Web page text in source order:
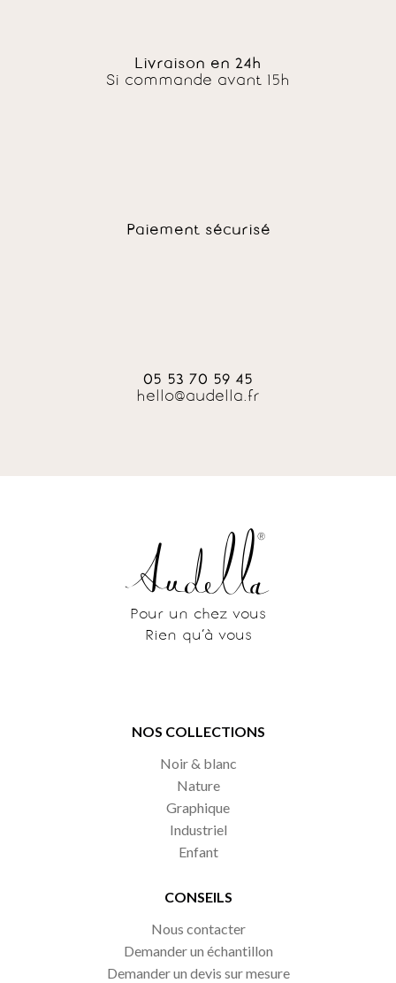
Livraison en 24h
Si commande avant 15h
Paiement sécurisé
05 53 70 59 45
hello@audella.fr
Pour un chez vous
Rien qu’à vous
NOS COLLECTIONS
Noir & blanc
Nature
Graphique
Industriel
Enfant
CONSEILS
Nous contacter
Demander un échantillon
Demander un devis sur mesure